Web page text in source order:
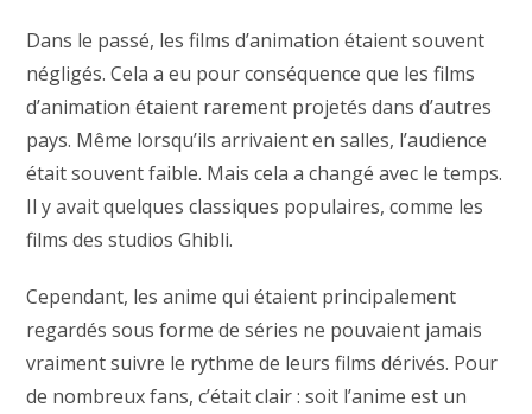
Dans le passé, les films d’animation étaient souvent
négligés. Cela a eu pour conséquence que les films
d’animation étaient rarement projetés dans d’autres
pays. Même lorsqu’ils arrivaient en salles, l’audience
était souvent faible. Mais cela a changé avec le temps.
Il y avait quelques classiques populaires, comme les
films des studios Ghibli.
Cependant, les anime qui étaient principalement
regardés sous forme de séries ne pouvaient jamais
vraiment suivre le rythme de leurs films dérivés. Pour
de nombreux fans, c’était clair : soit l’anime est un